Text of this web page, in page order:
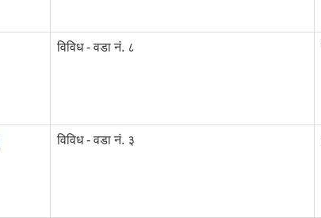
विविध - वडा नं. ८
विविध - वडा नं. ३